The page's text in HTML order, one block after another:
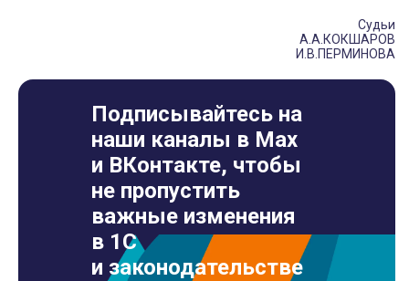
Судьи
А.А.КОКШАРОВ
И.В.ПЕРМИНОВА
Подписывайтесь на
наши каналы в Max
и ВКонтакте, чтобы
не пропустить
важные изменения
в 1С
и законодательстве